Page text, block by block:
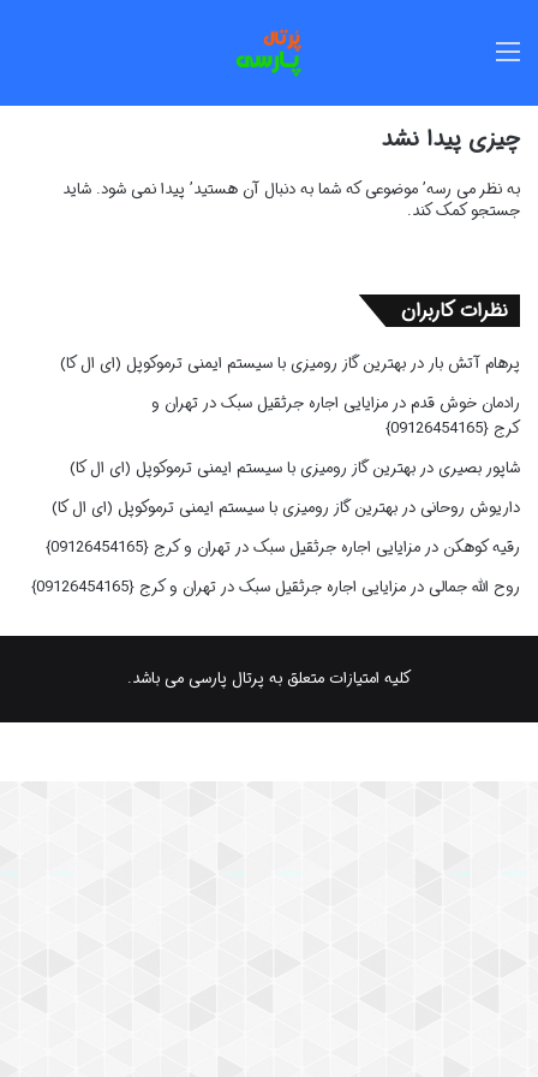
چیزی پیدا نشد
به نظر می رسه’ موضوعی که شما به دنبال آن هستید’ پیدا نمی شود. شاید
جستجو کمک کند.
نظرات کاربران
پرهام آتش بار در بهترین گاز رومیزی با سیستم ایمنی ترموکوپل (ای ال کا)
رادمان خوش قدمدر مزایایی اجاره جرثقیل سبک در تهران و
کرج {09126454165}
شاپور بصیریدر بهترین گاز رومیزی با سیستم ایمنی ترموکوپل (ای ال کا)
داریوش روحانی در بهترین گاز رومیزی با سیستم ایمنی ترموکوپل (ای ال کا)
رقیه کوهکن در مزایایی اجاره جرثقیل سبک در تهران و کرج {09126454165}
روح الله جمالی در مزایایی اجاره جرثقیل سبک در تهران و کرج {09126454165}
کلیه امتیازات متعلق به پرتال پارسی می باشد.